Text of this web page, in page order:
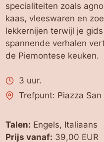
specialiteiten zoals
kaas, vleeswaren en
lekkernijen terwijl je
spannende verhalen
de Piemontese keuken.
3 uur.
Trefpunt: Piazza San
Talen: Engels, Italiaans
Prijs vanaf: 39,00 EUR